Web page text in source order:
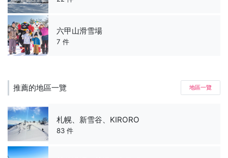
六甲山滑雪場
7 件
推薦的地區一覽 地區一覽
札幌、新雪谷、KIRORO
83 件